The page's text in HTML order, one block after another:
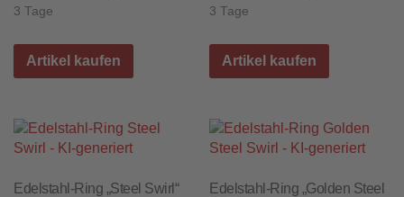
3 Tage
Artikel kaufen
3 Tage
Artikel kaufen
Edelstahl-Ring „Steel Swirl“
Edelstahl-Ring „Golden Steel